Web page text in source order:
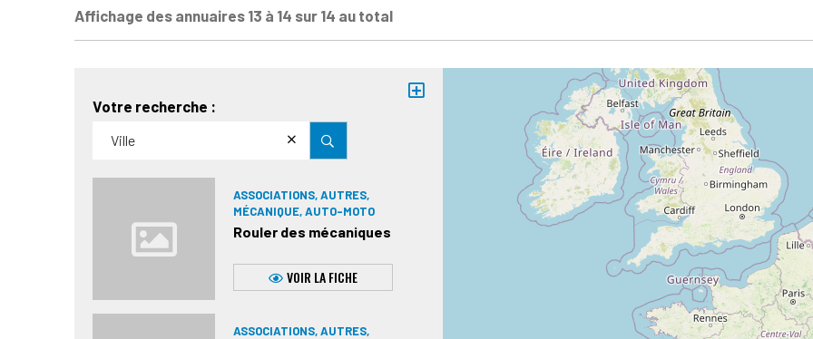
Affichage des annuaires 13 à 14 sur 14 au total
Votre recherche :
ASSOCIATIONS, AUTRES,
MÉCANIQUE, AUTO-MOTO
Rouler des mécaniques
VOIR LA FICHE
ASSOCIATIONS, AUTRES,